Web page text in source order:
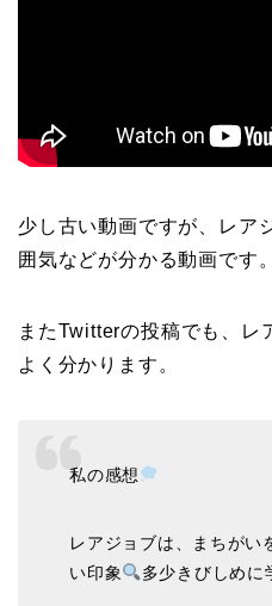
少し古い動画ですが、レア
囲気などが分かる動画です。
またTwitterの投稿でも、レ
よく分かります。
私の感想
レアジョブは、まちがい
い印象
多少きびしめに